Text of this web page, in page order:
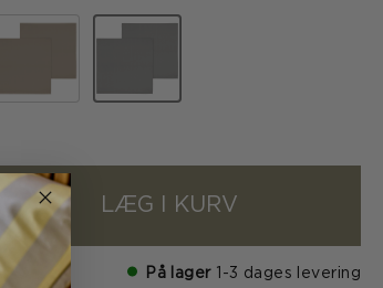
valgte
LÆG I KURV
På lager 1-3 dages levering